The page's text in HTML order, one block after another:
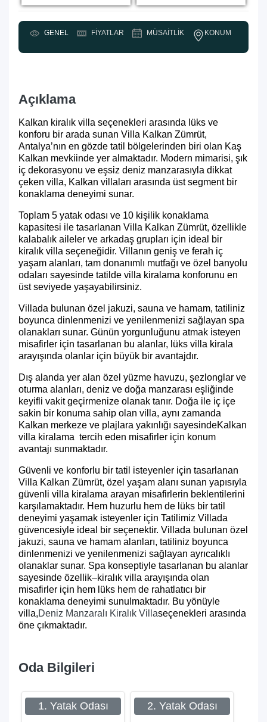
GENEL FIYATLAR MÜSAITLIK KONUM
Açıklama
Kalkan kiralık villa seçenekleri arasında lüks ve
konforu bir arada sunan Villa Kalkan Zümrüt,
Antalya’nın en gözde tatil bölgelerinden biri olan Kaş
Kalkan mevkiinde yer almaktadır. Modern mimarisi, şık
iç dekorasyonu ve eşsiz deniz manzarasıyla dikkat
çeken villa, Kalkan villaları arasında üst segment bir
konaklama deneyimi sunar.
Toplam 5 yatak odası ve 10 kişilik konaklama
kapasitesi ile tasarlanan Villa Kalkan Zümrüt, özellikle
kalabalık aileler ve arkadaş grupları için ideal bir
kiralık villa seçeneğidir. Villanın geniş ve ferah iç
yaşam alanları, tam donanımlı mutfağı ve özel banyolu
odaları sayesinde tatilde villa kiralama konforunu en
üst seviyede yaşayabilirsiniz.
Villada bulunan özel jakuzi, sauna ve hamam, tatiliniz
boyunca dinlenmenizi ve yenilenmenizi sağlayan spa
olanakları sunar. Günün yorgunluğunu atmak isteyen
misafirler için tasarlanan bu alanlar, lüks villa kirala
arayışında olanlar için büyük bir avantajdır.
Dış alanda yer alan özel yüzme havuzu, şezlonglar ve
oturma alanları, deniz ve doğa manzarası eşliğinde
keyifli vakit geçirmenize olanak tanır. Doğa ile iç içe
sakin bir konuma sahip olan villa, aynı zamanda
Kalkan merkeze ve plajlara yakınlığı sayesindeKalkan
villa kiralama tercih eden misafirler için konum
avantajı sunmaktadır.
Güvenli ve konforlu bir tatil isteyenler için tasarlanan
Villa Kalkan Zümrüt, özel yaşam alanı sunan yapısıyla
güvenli villa kiralama arayan misafirlerin beklentilerini
karşılamaktadır. Hem huzurlu hem de lüks bir tatil
deneyimi yaşamak isteyenler için Tatilimiz Villada
güvencesiyle ideal bir seçenektir. Villada bulunan özel
jakuzi, sauna ve hamam alanları, tatiliniz boyunca
dinlenmenizi ve yenilenmenizi sağlayan ayrıcalıklı
olanaklar sunar. Spa konseptiyle tasarlanan bu alanlar
sayesinde özellik–kiralık villa arayışında olan
misafirler için hem lüks hem de rahatlatıcı bir
konaklama deneyimi sunulmaktadır. Bu yönüyle
villa,Deniz Manzaralı Kiralık Villaseçenekleri arasında
öne çıkmaktadır.
Oda Bilgileri
1. Yatak Odası 2. Yatak Odası